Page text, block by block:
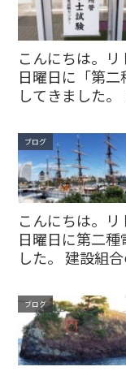
こんにちは。
日曜日に「第
してきました
す。 筆記試験
までは落ち...
ブログ
こんにちは。
日曜日に第二
した。 建設組
ました。 何と
することがで...
ブログ